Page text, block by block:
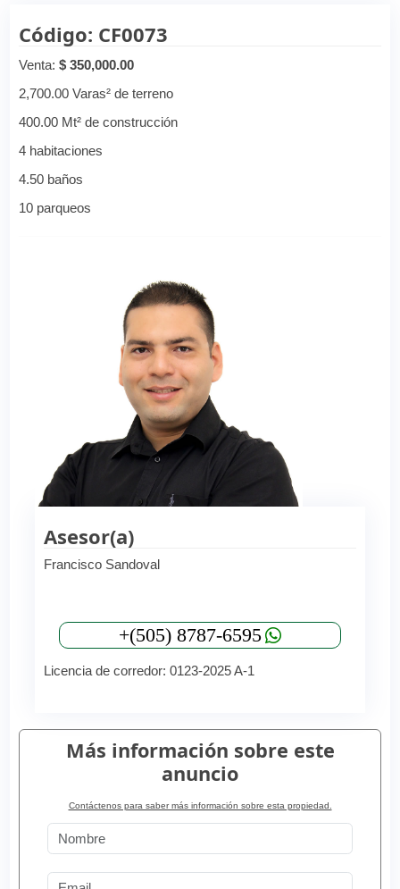
Código: CF0073
Venta:$ 350,000.00
2,700.00 Varas² de terreno
400.00 Mt² de construcción
4 habitaciones
4.50 baños
10 parqueos
Asesor(a)
Francisco Sandoval
+(505) 8787-6595
Licencia de corredor: 0123-2025 A-1
Más información sobre este
anuncio
Contáctenos para saber más información sobre esta propiedad.